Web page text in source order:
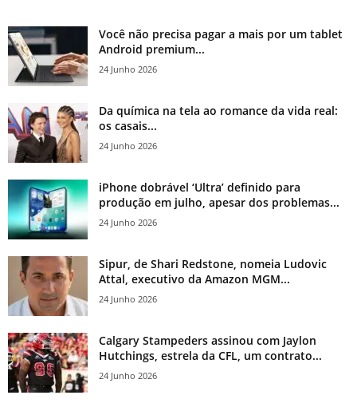
Você não precisa pagar a mais por um tablet
Android premium...
24 Junho 2026
Da química na tela ao romance da vida real:
os casais...
24 Junho 2026
iPhone dobrável ‘Ultra’ definido para
produção em julho, apesar dos problemas...
24 Junho 2026
Sipur, de Shari Redstone, nomeia Ludovic
Attal, executivo da Amazon MGM...
24 Junho 2026
Calgary Stampeders assinou com Jaylon
Hutchings, estrela da CFL, um contrato...
24 Junho 2026